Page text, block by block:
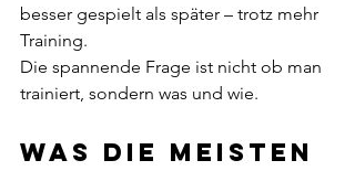
besser gespielt als später – trotz mehr
Training.
Die spannende Frage ist nicht ob man
trainiert, sondern was und wie.
Was die meisten